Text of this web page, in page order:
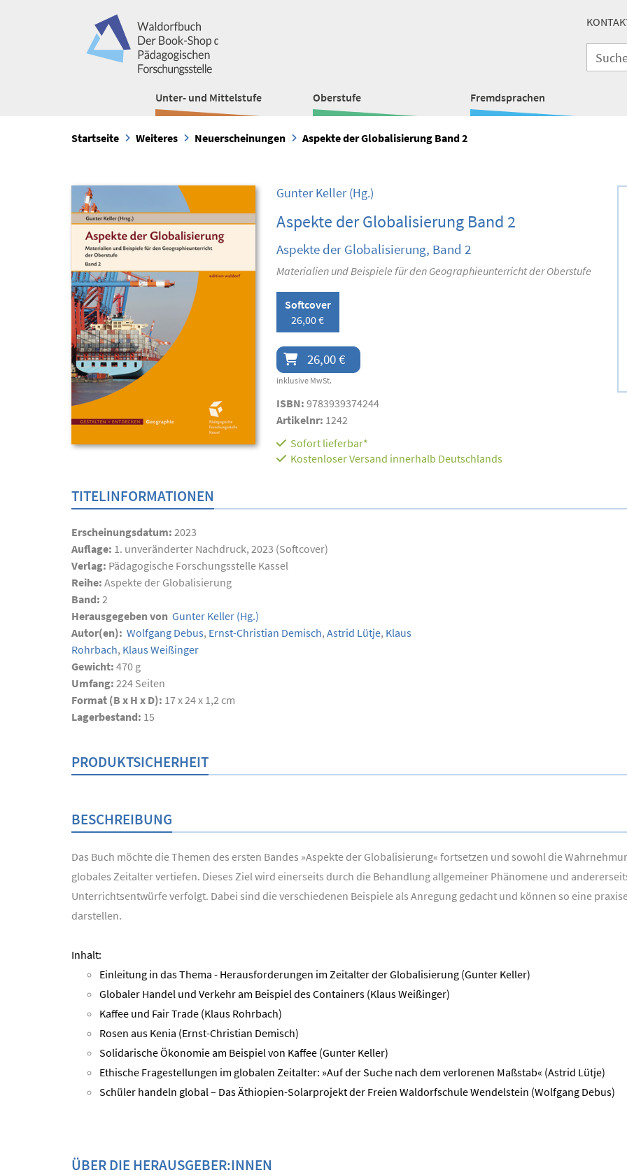
Unter- und Mittelstufe Oberstufe Fremdsprachen
Startseite Weiteres Neuerscheinungen Aspekte der Globalisierung Band 2
Gunter Keller(Hg.)
Aspekte der Globalisierung Band 2
Aspekte der Globalisierung, Band 2
Materialien und Beispiele für den Geographieunterricht der Oberstufe
Softcover
26,00 €
26,00 €
inklusive MwSt.
ISBN: 9783939374244
Artikelnr: 1242
Sofort lieferbar*
Kostenloser Versand innerhalb Deutschlands
TITELINFORMATIONEN
Erscheinungsdatum: 2023
Auflage: 1. unveränderter Nachdruck, 2023 (Softcover)
Verlag: Pädagogische Forschungsstelle Kassel
Reihe: Aspekte der Globalisierung
Band: 2
Herausgegeben von Gunter Keller (Hg.)
Autor(en): Wolfgang Debus, Ernst-Christian Demisch, Astrid Lütje, Klaus
Rohrbach, Klaus Weißinger
Gewicht: 470 g
Umfang: 224 Seiten
Format (B x H x D): 17 x 24 x 1,2 cm
Lagerbestand: 15
PRODUKTSICHERHEIT
BESCHREIBUNG
Das Buch möchte die Themen des ersten Bandes »Aspekte der Globalisierung« fortsetzen und sowohl die
globales Zeitalter vertiefen. Dieses Ziel wird einerseits durch die Behandlung allgemeiner Phänomene und
Unterrichtsentwürfe verfolgt. Dabei sind die verschiedenen Beispiele als Anregung gedacht und können so eine
darstellen.
Inhalt:
Einleitung in das Thema - Herausforderungen im Zeitalter der Globalisierung (Gunter Keller)
Globaler Handel und Verkehr am Beispiel des Containers (Klaus Weißinger)
Kaffee und Fair Trade (Klaus Rohrbach)
Rosen aus Kenia (Ernst-Christian Demisch)
Solidarische Ökonomie am Beispiel von Kaffee (Gunter Keller)
Ethische Fragestellungen im globalen Zeitalter: »Auf der Suche nach dem verlorenen Maßstab« (Astrid Lütje)
Schüler handeln global – Das Äthiopien-Solarprojekt der Freien Waldorfschule Wendelstein (Wolfgang Debus)
ÜBER DIE HERAUSGEBER:INNEN